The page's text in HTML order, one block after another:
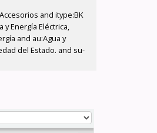
and itype:BK
y Energía Eléctrica,
and au:Agua y
del Estado. and su-